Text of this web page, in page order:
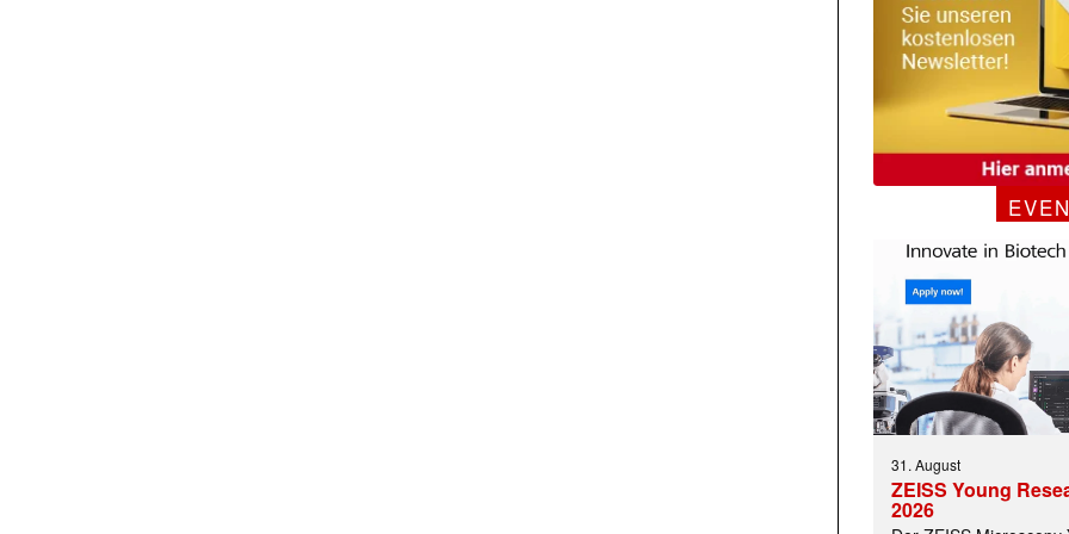
Mit dem |transkript-Newsletter jede Woche aktuell
31. August
ZEISS Young
2026